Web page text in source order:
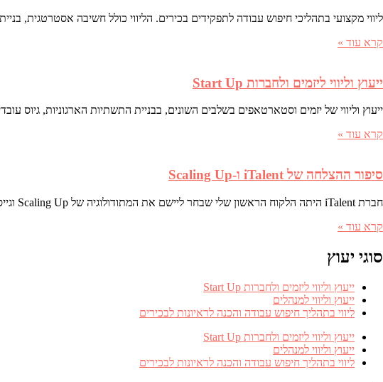
ליווי מקצועי בתהליכי חיפוש עבודה לתפקידים בכירים. הליווי כולל חשיבה אסטרטגית,
קרא עוד »
ייעוץ וליווי ליזמים ולחברות Start Up
ייעוץ וליווי של יזמים וסטארטאפים בשלבים השונים, בבניית התשתיות הארגוניות, גיוס
קרא עוד »
סיפור ההצלחה של iTalent ו-Scaling Up
חברת iTalent היתה הלקוח הראשון שלי שבחר ליישם את המתודולוגיה של Scaling Up וגייס את כל הארגון לתהליך של מחוייבות ועבודת צוות, שהובילה לתוצאות שיא ולקפיצת מדרגה בכל הפרמטרים העסקיים.
קרא עוד »
סוגי יעוץ
ייעוץ וליווי ליזמים ולחברות Start Up
ייעוץ וליווי למנהלים
ליווי בתהליך חיפוש עבודה והכנה לראיונות לבכירים
ייעוץ וליווי ליזמים ולחברות Start Up
ייעוץ וליווי למנהלים
ליווי בתהליך חיפוש עבודה והכנה לראיונות לבכירים